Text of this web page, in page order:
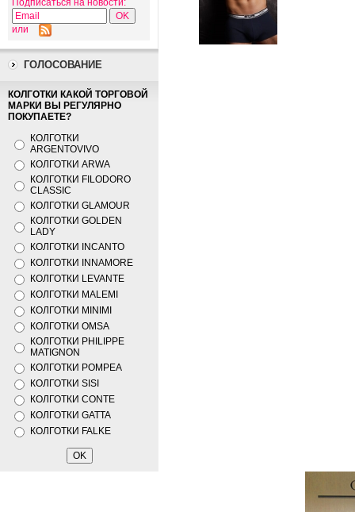
Подписаться на новости:
или
ГОЛОСОВАНИЕ
КОЛГОТКИ КАКОЙ ТОРГОВОЙ
МАРКИ ВЫ РЕГУЛЯРНО
ПОКУПАЕТЕ?
КОЛГОТКИ
ARGENTOVIVO
КОЛГОТКИ ARWA
КОЛГОТКИ FILODORO
CLASSIC
КОЛГОТКИ GLAMOUR
КОЛГОТКИ GOLDEN
LADY
КОЛГОТКИ INCANTO
КОЛГОТКИ INNAMORE
КОЛГОТКИ LEVANTE
КОЛГОТКИ MALEMI
КОЛГОТКИ MINIMI
КОЛГОТКИ OMSA
КОЛГОТКИ PHILIPPE
MATIGNON
КОЛГОТКИ POMPEA
КОЛГОТКИ SISI
КОЛГОТКИ CONTE
КОЛГОТКИ GATTA
КОЛГОТКИ FALKE